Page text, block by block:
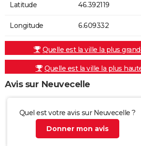
Latitude 46.392119
Longitude 6.609332
Quelle est la ville la plus
Quelle est la ville la plus
Avis sur Neuvecelle
Quel est votre avis sur Neuvecelle ?
Donner mon avis